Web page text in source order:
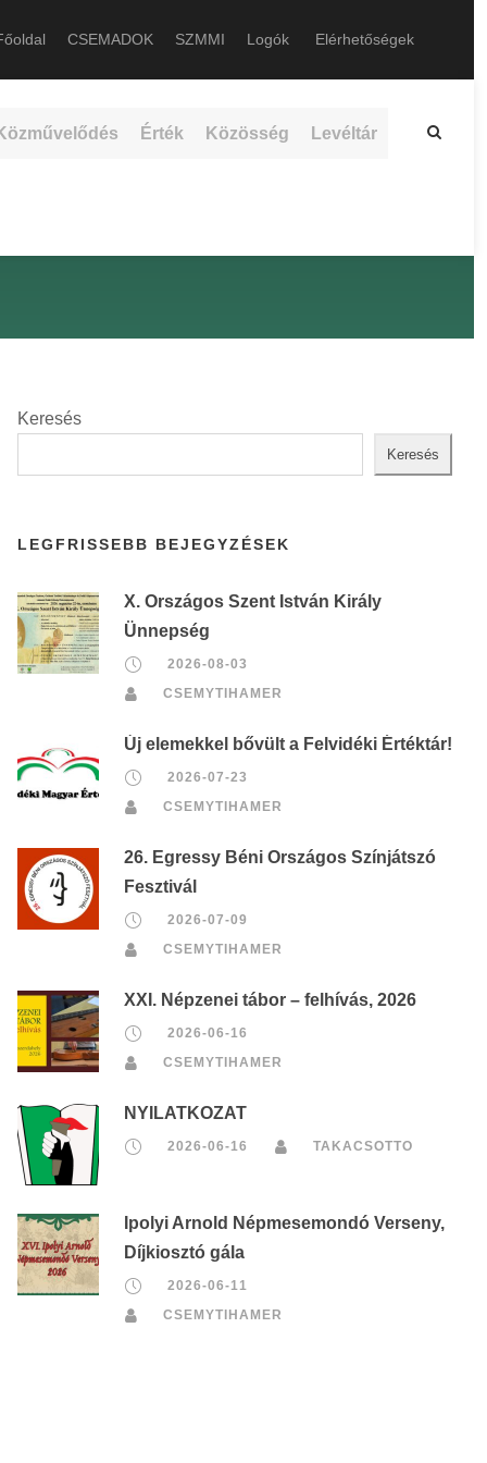
CSEMADOK SZMMI Logók Elérhetőségek
Érték Közösség Levéltár
Keresés
Keresés
LEGFRISSEBB BEJEGYZÉSEK
X. Országos Szent István Király
Ünnepség
2026-08-03
CSEMYTIHAMER
Új elemekkel bővült a Felvidéki Értéktár!
2026-07-23
CSEMYTIHAMER
26. Egressy Béni Országos Színjátszó
Fesztivál
2026-07-09
CSEMYTIHAMER
XXI. Népzenei tábor – felhívás, 2026
2026-06-16
CSEMYTIHAMER
NYILATKOZAT
2026-06-16 TAKACSOTTO
Ipolyi Arnold Népmesemondó Verseny,
Díjkiosztó gála
2026-06-11
CSEMYTIHAMER